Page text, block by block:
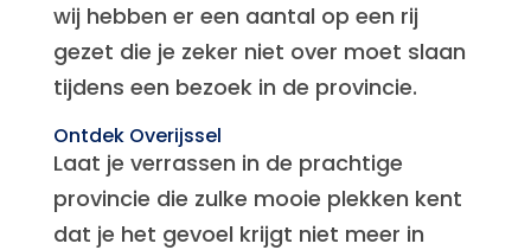
wij hebben er een aantal op een rij
gezet die je zeker niet over moet slaan
tijdens een bezoek in de provincie.
Ontdek Overijssel
Laat je verrassen in de prachtige
provincie die zulke mooie plekken kent
dat je het gevoel krijgt niet meer in